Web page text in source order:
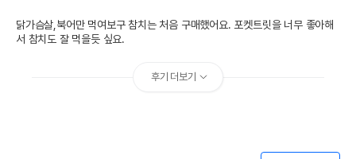
닭가슴살,북어만 먹여보구 참치는 처음 구매했어요. 포켓트릿을 너무 좋아해
서 참치도 잘 먹을듯 싶요.
후기 더보기